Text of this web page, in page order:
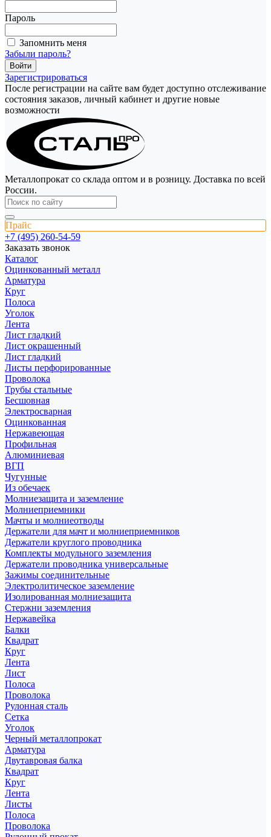
Пароль
Запомнить меня
Забыли пароль?
Зарегистрироваться
После регистрации на сайте вам будет доступно отслеживание
состояния заказов, личный кабинет и другие новые
возможности
Металлопрокат со склада оптом и в розницу. Доставка по всей
России.
Прайс
+7 (495) 260-54-59
Заказать звонок
Каталог
Оцинкованный металл
Арматура
Круг
Полоса
Уголок
Лента
Лист гладкий
Лист окрашенный
Лист гладкий
Листы перфорированные
Проволока
Трубы стальные
Бесшовная
Электросварная
Оцинкованная
Нержавеющая
Профильная
Алюминиевая
ВГП
Чугунные
Из обечаек
Молниезащита и заземление
Молниеприемники
Мачты и молниеотводы
Держатели для мачт и молниеприемников
Держатели круглого проводника
Комплекты модульного заземления
Держатели проводника универсальные
Зажимы соединительные
Электролитическое заземление
Изолированная молниезащита
Стержни заземления
Нержавейка
Балки
Квадрат
Круг
Лента
Лист
Полоса
Проволока
Рулонная сталь
Сетка
Уголок
Черный металлопрокат
Арматура
Двутавровая балка
Квадрат
Круг
Лента
Листы
Полоса
Проволока